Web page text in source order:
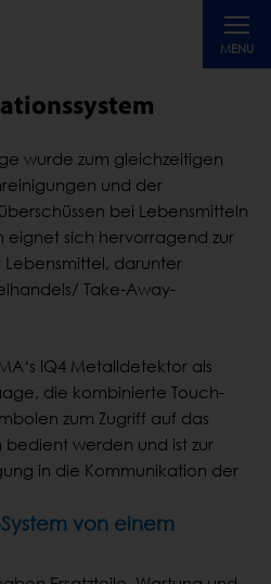
MENU
Toggle
wurde zum gleichzeitigen
und der
bei Lebensmitteln
eignet sich hervorragend zur
darunter
Take-Away-
IQ4 Metalldetektor als
die kombinierte Touch-
zum Zugriff auf das
bedient werden und ist zur
in die Kommunikation der
von einem